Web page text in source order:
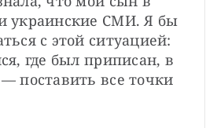
украинские СМИ. Я бы
с этой ситуацией:
где был приписан, в
поставить все точки